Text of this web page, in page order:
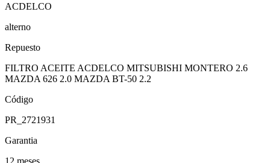
ACDELCO
alterno
Repuesto
FILTRO ACEITE ACDELCO MITSUBISHI MONTERO 2.6
MAZDA 626 2.0 MAZDA BT-50 2.2
Código
PR_2721931
Garantia
12 meses